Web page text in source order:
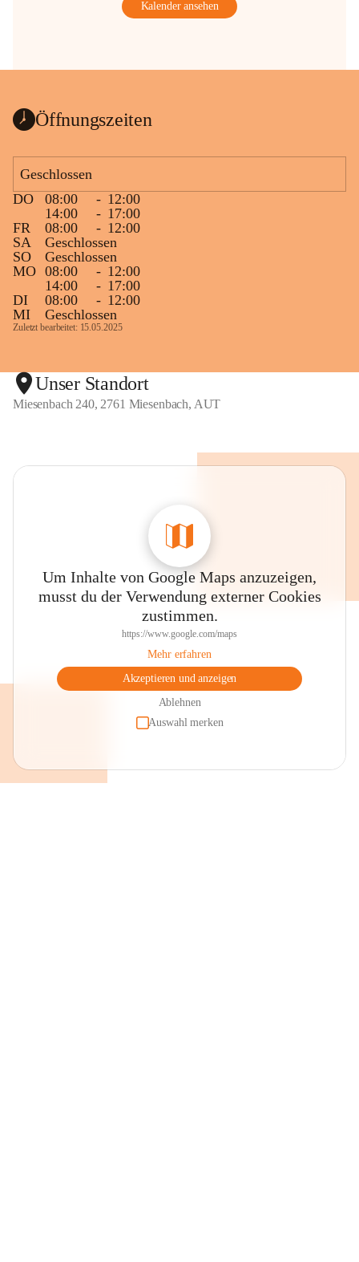
Kalender ansehen
Öffnungszeiten
Geschlossen
DO
08:00 - 12:00
14:00
- 17:00
FR
08:00 - 12:00
SA
Geschlossen
SO
Geschlossen
MO 08:00 - 12:00
14:00
- 17:00
DI
08:00 - 12:00
MI
Geschlossen
Zuletzt bearbeitet: 15.05.2025
Unser Standort
Miesenbach 240, 2761 Miesenbach, AUT
Um Inhalte von Google Maps anzuzeigen,
musst du der Verwendung externer Cookies
zustimmen.
https://www.google.com/maps
Mehr erfahren
Akzeptieren und anzeigen
Ablehnen
Auswahl merken